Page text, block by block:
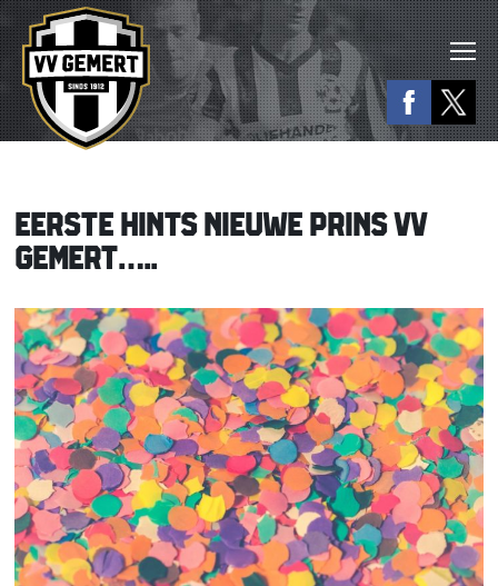
EERSTE HINTS NIEUWE PRINS VV
GEMERT…..